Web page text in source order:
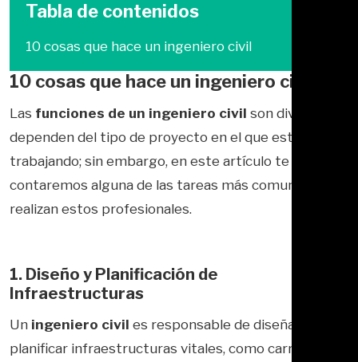
Tabla de contenidos
10 cosas que hace un ingeniero civil
10 cosas que hace un ingeniero civil
Las funciones de un ingeniero civil son diversas y
dependen del tipo de proyecto en el que estén
trabajando; sin embargo, en este artículo te
contaremos alguna de las tareas más comunes que
realizan estos profesionales.
1. Diseño y Planificación de
Infraestructuras
Un ingeniero civil es responsable de diseñar y
planificar infraestructuras vitales, como carreteras,